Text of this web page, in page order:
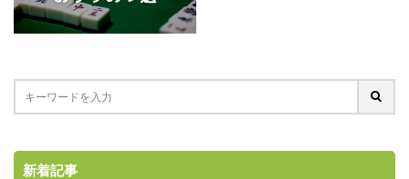
新着記事